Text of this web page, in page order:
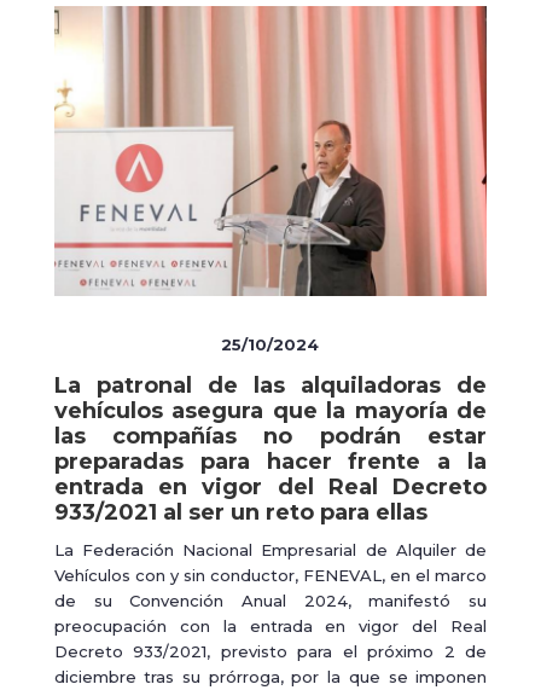
25/10/2024
La patronal de las alquiladoras de
vehículos asegura que la mayoría de
las compañías no podrán estar
preparadas para hacer frente a la
entrada en vigor del Real Decreto
933/2021 al ser un reto para ellas
La Federación Nacional Empresarial de Alquiler de
Vehículos con y sin conductor, FENEVAL, en el marco
de su Convención Anual 2024, manifestó su
preocupación con la entrada en vigor del Real
Decreto 933/2021, previsto para el próximo 2 de
diciembre tras su prórroga, por la que se imponen